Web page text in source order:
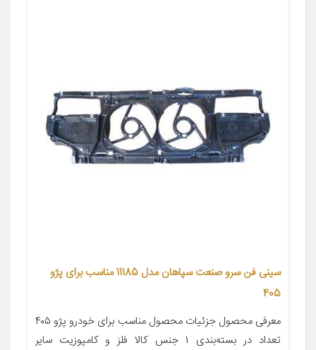
سینی فن سرو صنعت سپاهان مدل 11185 مناسب برای پژو
405
معرفی محصول جزئیات محصول مناسب برای خودرو پژو ۴۰۵
تعداد در بسته‌بندی ۱ جنس کالا فلز و کامپوزیت سایر